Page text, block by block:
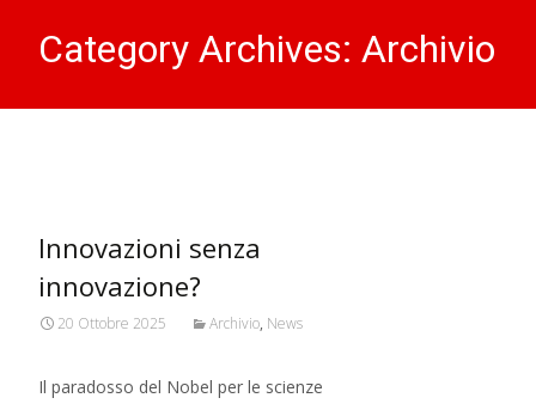
Category Archives: Archivio
Innovazioni senza
innovazione?
20 Ottobre 2025 Archivio, News
Il paradosso del Nobel per le scienze